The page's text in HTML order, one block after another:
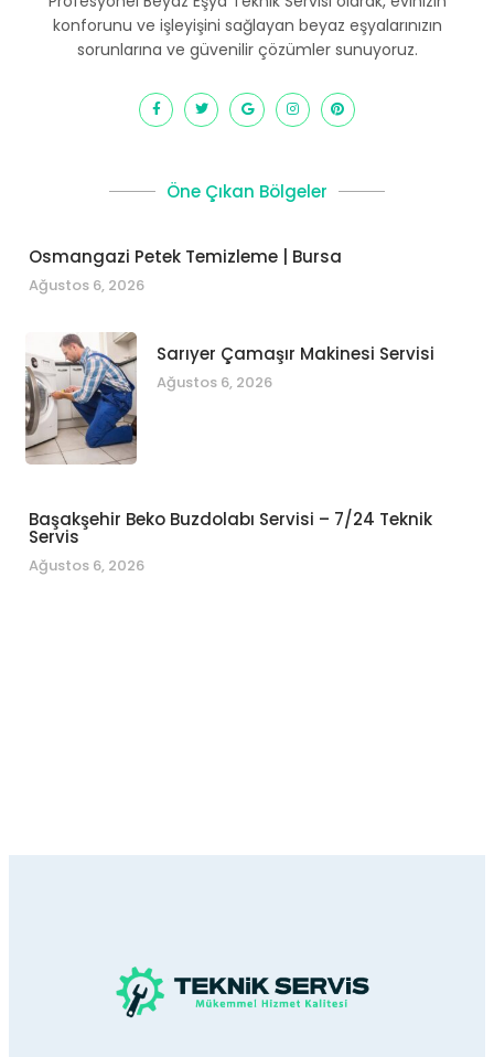
konforunu ve işleyişini sağlayan beyaz eşyalarınızın
sorunlarına ve güvenilir çözümler sunuyoruz.
Öne Çıkan Bölgeler
Osmangazi Petek Temizleme | Bursa
Ağustos 6, 2026
Sarıyer Çamaşır Makinesi Servisi
Ağustos 6, 2026
Başakşehir Beko Buzdolabı Servisi – 7/24 Teknik
Servis
Ağustos 6, 2026